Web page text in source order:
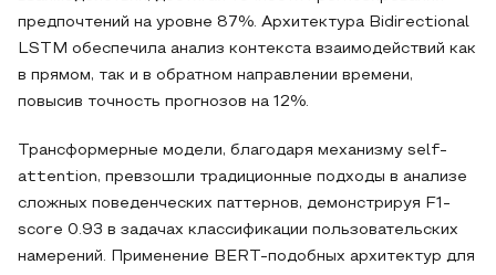
предпочтений на уровне 87%. Архитектура Bidirectional
LSTM обеспечила анализ контекста взаимодействий как
в прямом, так и в обратном направлении времени,
повысив точность прогнозов на 12%.
Трансформерные модели, благодаря механизму self-
attention, превзошли традиционные подходы в анализе
сложных поведенческих паттернов, демонстрируя F1-
score 0.93 в задачах классификации пользовательских
намерений. Применение BERT-подобных архитектур для